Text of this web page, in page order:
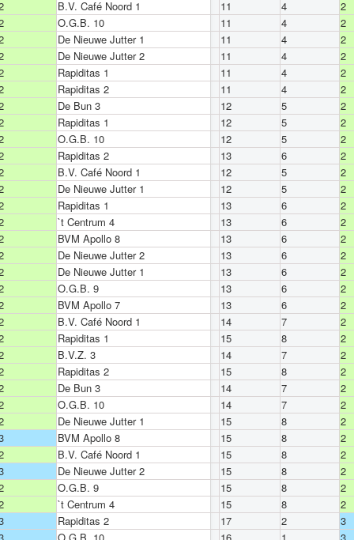
B.V. Café Noord 1 11 4
2
O.G.B. 10 11 4
2
De Nieuwe Jutter 1 11 4
2
De Nieuwe Jutter 2 11 4
2
Rapiditas 1 11 4
2
Rapiditas 2 11 4
2
De Bun 3 12 5
2
Rapiditas 1 12 5
2
O.G.B. 10 12 5
2
Rapiditas 2 13 6
2
B.V. Café Noord 1 12 5
2
De Nieuwe Jutter 1 12 5
2
Rapiditas 1 13 6
2
`t Centrum 4 13 6
2
BVM Apollo 8 13 6
2
De Nieuwe Jutter 2 13 6
2
De Nieuwe Jutter 1 13 6
2
O.G.B. 9 13 6
2
BVM Apollo 7 13 6
2
B.V. Café Noord 1 14 7
2
Rapiditas 1 15 8
2
B.V.Z. 3 14 7
2
Rapiditas 2 15 8
2
De Bun 3 14 7
2
O.G.B. 10 14 7
2
De Nieuwe Jutter 1 15 8
2
BVM Apollo 8 15 8
2
B.V. Café Noord 1 15 8
2
De Nieuwe Jutter 2 15 8
2
O.G.B. 9 15 8
2
`t Centrum 4 15 8
2
Rapiditas 2 17 2
3
O.G.B. 10 16 1
3